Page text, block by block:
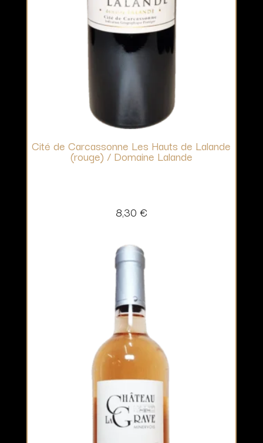
Cité de Carcassonne Les Hauts de Lalande
(rouge) / Domaine Lalande
8,30 €